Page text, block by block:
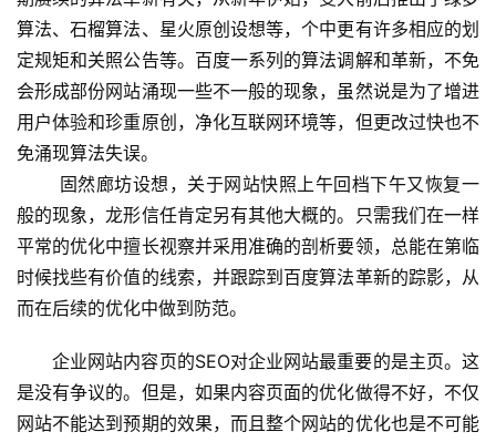
算法、石榴算法、星火原创设想等，个中更有许多相应的划
定规矩和关照公告等。百度一系列的算法调解和革新，不免
会形成部份网站涌现一些不一般的现象，虽然说是为了增进
用户体验和珍重原创，净化互联网环境等，但更改过快也不
免涌现算法失误。
般的现象，龙形信任肯定另有其他大概的。只需我们在一样
平常的优化中擅长视察并采用准确的剖析要领，总能在第临
时候找些有价值的线索，并跟踪到百度算法革新的踪影，从
而在后续的优化中做到防范。
企业网站内容页的SEO对企业网站最重要的是主页。这
是没有争议的。但是，如果内容页面的优化做得不好，不仅
网站不能达到预期的效果，而且整个网站的优化也是不可能